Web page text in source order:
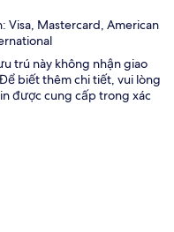
Visa, Mastercard, American
trú này không nhận giao
biết thêm chi tiết, vui lòng
được cung cấp trong xác